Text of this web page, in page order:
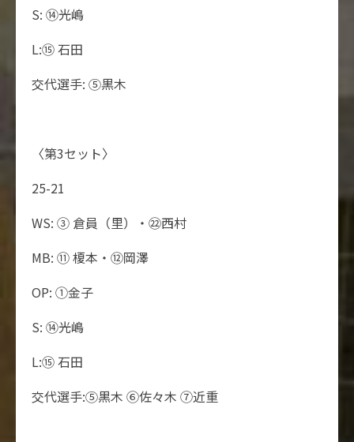
S: ⑭光嶋
L:⑮ 石田
交代選手: ⑤黒木
〈第3セット〉
25-21
WS: ③ 倉員（里）・㉒西村
MB: ⑪ 榎本・⑫岡澤
OP: ①金子
S: ⑭光嶋
L:⑮ 石田
交代選手:⑤黒木 ⑥佐々木 ⑦近重